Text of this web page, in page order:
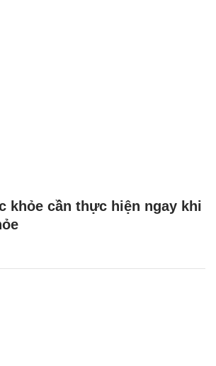
khỏe cần thực hiện ngay khi